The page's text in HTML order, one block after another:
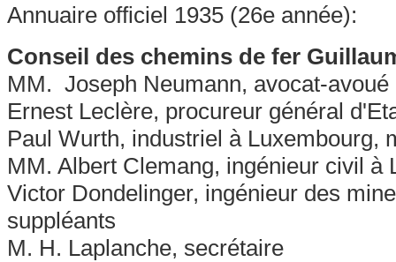
Annuaire officiel 1935 (26e année):
Conseil des chemins de fer
MM. Joseph Neumann, avocat-
Ernest Leclère, procureur général
Paul Wurth, industriel à Luxembourg,
MM. Albert Clemang, ingénieur civil à
Victor Dondelinger, ingénieur des
suppléants
M. H. Laplanche, secrétaire